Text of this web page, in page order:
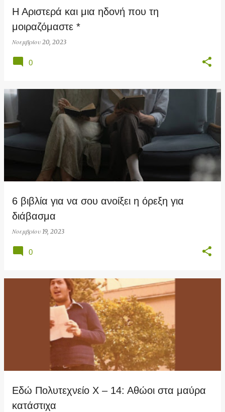
Η Αριστερά και μια ηδονή που τη
μοιραζόμαστε *
Νοεμβρίου 20, 2023
0
6 βιβλία για να σου ανοίξει η όρεξη για
διάβασμα
Νοεμβρίου 19, 2023
0
Εδώ Πολυτεχνείο Χ – 14: Αθώοι στα μαύρα
κατάστιχα